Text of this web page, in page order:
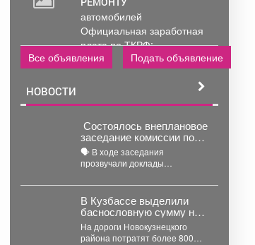
автомобилей
Официальная заработная
плата по ТКРФ;
социальные гарантии и
уверенность в...
Все объявления Подать объявление
НОВОСТИ
Состоялось внеплановое
заседание комиссии по
предупреждению и
ликвидации
чрезвычайных ситуаций
и пожарной безопасности
🗣️ В ходе заседания
прозвучали доклады
образованием, сотрудников
МЧС и мысковского
Водоканала. ...
В Кузбассе выделили
баснословную сумму на
вечную проблему: 826
млн на ремонт
На дороги Новокузнецкого
района потратят более 800